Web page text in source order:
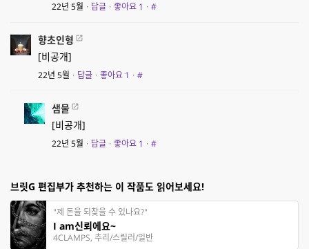
22년 5월 · 답글 · 좋아요 1 · #
향초인형
[비공개]
22년 5월 · 답글 · 좋아요 1 · #
샘물
[비공개]
22년 5월 · 답글 · 좋아요 1 · #
브릿G 편집부가 추천하는 이 작품도 읽어보세요!
"제 돈을 되찾을 수 있나요?"
I am신뢰에요~
4CLAMPS, 추리/스릴러/일반